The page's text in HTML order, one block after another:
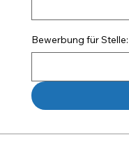
Bewerbung für Stelle: